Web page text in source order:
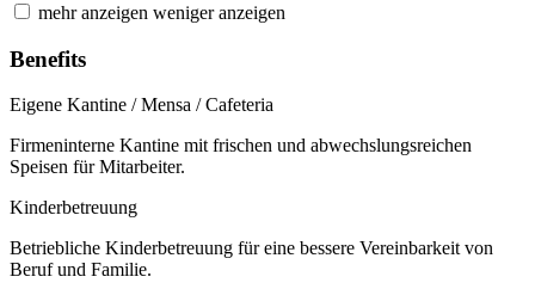
mehr anzeigen weniger anzeigen
Benefits
Eigene Kantine / Mensa / Cafeteria
Firmeninterne Kantine mit frischen und abwechslungsreichen
Speisen für Mitarbeiter.
Kinderbetreuung
Betriebliche Kinderbetreuung für eine bessere Vereinbarkeit von
Beruf und Familie.